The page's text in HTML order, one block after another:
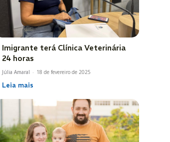
Imigrante terá Clínica Veterinária
24 horas
Júlia Amaral - 18 de fevereiro de 2025
Leia mais